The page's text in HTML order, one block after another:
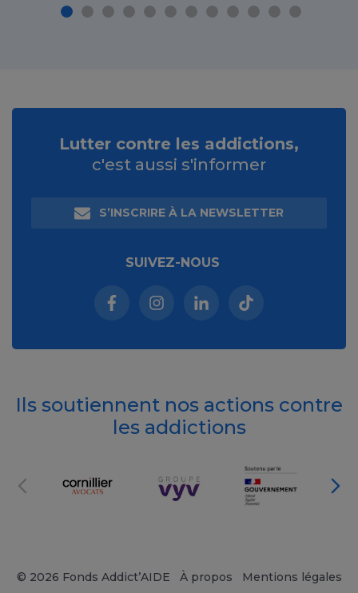
Lutter contre les addictions,
c'est aussi s'informer
S’INSCRIRE À LA NEWSLETTER
SUIVEZ-NOUS
Facebook (nouvelle fenêtre)
Instagram (nouvelle fenêtre)
Linkedin (nouvelle
Tiktok (nouvelle
Ils soutiennent nos actions contre
les addictions
© 2026 Fonds Addict’AIDE À propos Mentions légales